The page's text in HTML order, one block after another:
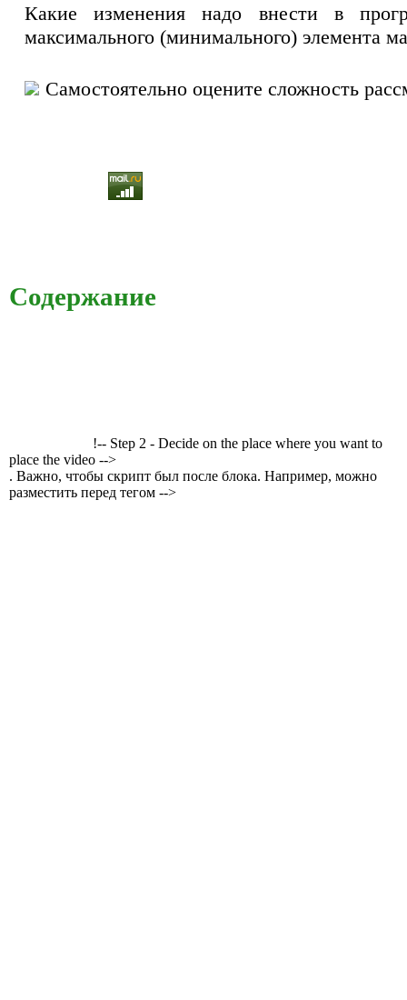
Какие изменения надо внести в
максимального (минимального) элемента
Самостоятельно оцените сложность
Содержание
!-- Step 2 - Decide on the place where you want to
place the video -->
. Важно, чтобы скрипт был после блока. Например, можно
разместить перед тегом -->